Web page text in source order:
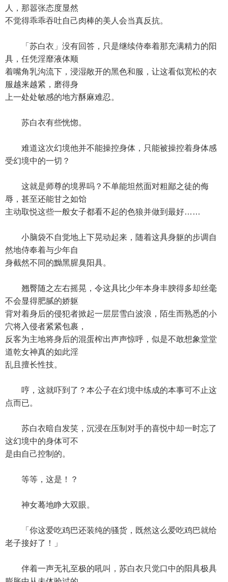
人，那嚣张态度显然
不觉得乖乖吞吐自己肉棒的美人会当真反抗。
「苏白衣」没有回答，只是继续侍奉着那充满精力的阳
具，任凭淫靡液体顺
着嘴角乳沟流下，浸湿敞开的黑色和服，让这看似宽松的衣
服越来越紧，磨得身
上一处处敏感的地方酥麻难忍。
苏白衣有些恍惚。
难道这次幻境他并不能操控身体，只能被操控着身体感
受幻境中的一切？
这就是师尊的境界吗？不单能坦然面对粗鄙之徒的侮
辱，甚至还能甘之如饴
主动取悦这些一般女子都看不起的色狼并做到最好……
小脑袋不自觉地上下晃动起来，随着这具身躯的步调自
然地侍奉着与少年自
身截然不同的黝黑腥臭阳具。
翘臀随之左右摇晃，令这具比少年本身丰腴得多却丝毫
不会显得肥腻的娇躯
背对着身后的侵犯者掀起一层层雪白波浪，陌生而熟悉的小
穴将入侵者紧紧包裹，
反客为主地将身后的混蛋榨出声声惊呼，似是不敢想象堂堂
道乾女神真的如此淫
乱且擅长性技。
哼，这就吓到了？本公子在幻境中练成的本事可不止这
点而已。
苏白衣暗自发笑，沉浸在压制对手的喜悦中却一时忘了
这幻境中的身体可不
是由自己控制的。
等等，这是！？
神女蓦地睁大双眼。
「你这爱吃鸡巴还装纯的骚货，既然这么爱吃鸡巴就给
老子接好了！」
伴着一声无礼至极的吼叫，苏白衣只觉口中的阳具极具